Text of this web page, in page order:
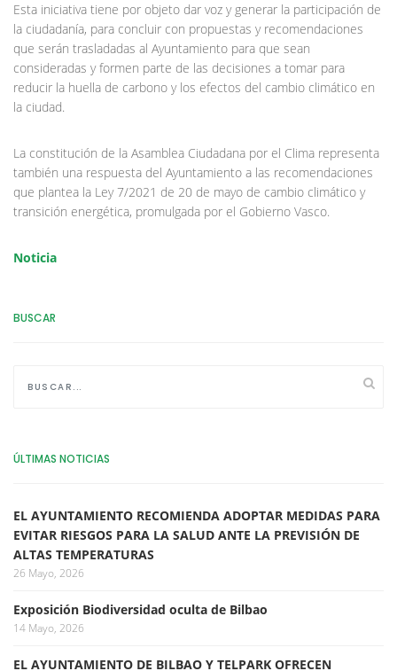
Esta iniciativa tiene por objeto dar voz y generar la participación de
la ciudadanía, para concluir con propuestas y recomendaciones
que serán trasladadas al Ayuntamiento para que sean
consideradas y formen parte de las decisiones a tomar para
reducir la huella de carbono y los efectos del cambio climático en
la ciudad.
La constitución de la Asamblea Ciudadana por el Clima representa
también una respuesta del Ayuntamiento a las recomendaciones
que plantea la Ley 7/2021 de 20 de mayo de cambio climático y
transición energética, promulgada por el Gobierno Vasco.
Noticia
BUSCAR
ÚLTIMAS NOTICIAS
EL AYUNTAMIENTO RECOMIENDA ADOPTAR MEDIDAS PARA
EVITAR RIESGOS PARA LA SALUD ANTE LA PREVISIÓN DE
ALTAS TEMPERATURAS
26 Mayo, 2026
Exposición Biodiversidad oculta de Bilbao
14 Mayo, 2026
EL AYUNTAMIENTO DE BILBAO Y TELPARK OFRECEN